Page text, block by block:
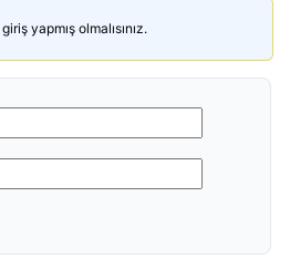
yapmış olmalısınız.